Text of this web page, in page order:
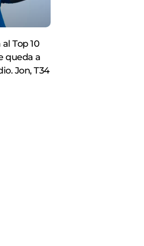
Top 10
queda a
Jon, T34